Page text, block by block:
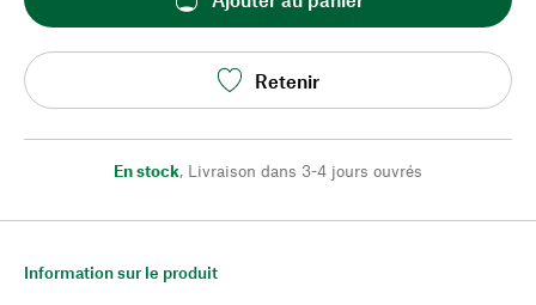
Retenir
En stock, Livraison dans 3-4 jours ouvrés
Information sur le produit